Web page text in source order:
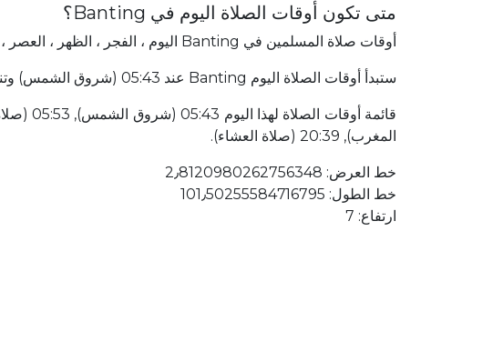
متى تكون أوقات الصلاة اليوم في Banting؟
أوقات صلاة المسلمين في Banting اليوم ، الفجر ، الظهر ، العصر ، المغرب والعشاء. الحصول على وقت الصلاة الإسلامية في Banting.
ستبدأ أوقات الصلاة اليوم Banting عند 05:43 (شروق الشمس) وتنتهي عند 20:39 (صلاة العشاء). Banting ماليزيا يقع في 6968٫66 كلم شمال غرب إلى مكة المكرمة.
المغرب), 20:39 (صلاة العشاء).
خط العرض: 2٫8120980262756348
خط الطول: 101٫50255584716795
ارتفاع: 7